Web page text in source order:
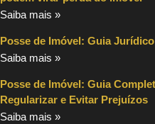
Saiba mais »
Posse de Imóvel: Guia
Saiba mais »
Posse de Imóvel: Guia
Regularizar e Evitar Prejuízos
Saiba mais »